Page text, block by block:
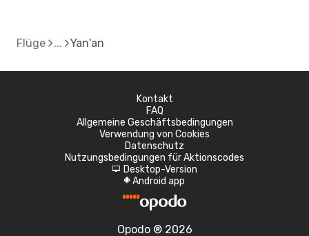
Flüge Yan'an
Kontakt
FAQ
Allgemeine Geschäftsbedingungen
Verwendung von Cookies
Datenschutz
Nutzungsbedingungen für Aktionscodes
d Desktop-Version
A Android app
Opodo ® 2026